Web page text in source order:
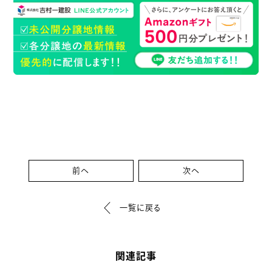
前へ 次へ
一覧に戻る
関連記事